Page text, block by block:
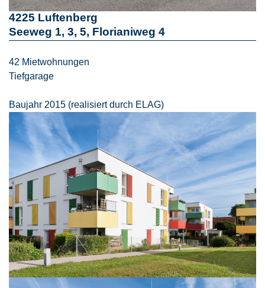
4225 Luftenberg
Seeweg 1, 3, 5, Florianiweg 4
42 Mietwohnungen
Tiefgarage
Baujahr 2015 (realisiert durch ELAG)